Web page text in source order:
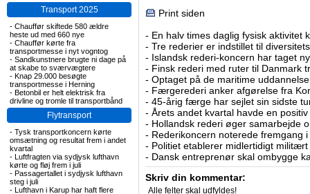
Transport 2025
- Chauffør skiftede 580 ældre
heste ud med 660 nye
- Chauffør kørte fra
transportmesse i nyt vogntog
- Sandkunstnere brugte ni dage på
at skabe to sværvægtere
- Knap 29.000 besøgte
transportmesse i Herning
- Betonbil er helt elektrisk fra
drivline og tromle til transportbånd
Flytransport
- Tysk transportkoncern kørte
omsætning og resultat frem i andet
kvartal
- Luftfragten via sydjysk lufthavn
kørte og fløj frem i juli
- Passagertallet i sydjysk lufthavn
steg i juli
- Lufthavn i Karup har haft flere
Print siden
- En halv times daglig fysisk aktivitet
- Tre rederier er indstillet til
- Islandsk rederi-koncern har taget
- Finsk rederi med ruter til Danmark
- Optaget på de maritime
- Færgerederi anker afgørelse fra
- 45-årig færge har sejlet sin sidste
- Årets andet kvartal havde en
- Hollandsk rederi øger samarbejde
- Rederikoncern noterede fremgang
- Politiet etablerer midlertidigt
- Dansk entreprenør skal ombygge
Skriv din kommentar:
Alle felter skal udfyldes!